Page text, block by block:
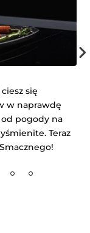
się
w naprawdę
pogody na
Teraz